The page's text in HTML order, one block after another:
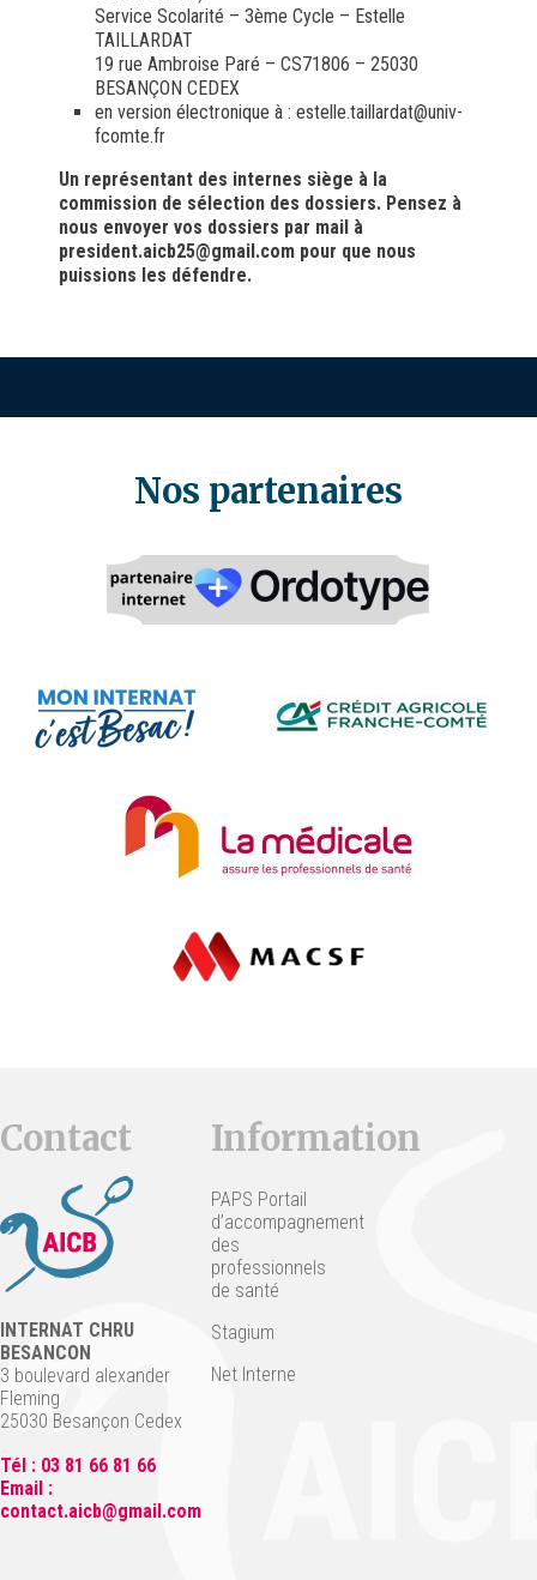
Service Scolarité – 3ème Cycle – Estelle
TAILLARDAT
19 rue Ambroise Paré – CS71806 – 25030
BESANÇON CEDEX
en version électronique à : estelle.taillardat@univ-
fcomte.fr
Un représentant des internes siège à la
commission de sélection des dossiers. Pensez à
nous envoyer vos dossiers par mail à
president.aicb25@gmail.com pour que nous
puissions les défendre.
Nos partenaires
Contact
INTERNAT CHRU
BESANCON
3 boulevard alexander
Fleming
25030 Besançon Cedex
Tél : 03 81 66 81 66
Email :
contact.aicb@gmail.com
Information
PAPS Portail
d’accompagnement
des
professionnels
de santé
Stagium
Net Interne